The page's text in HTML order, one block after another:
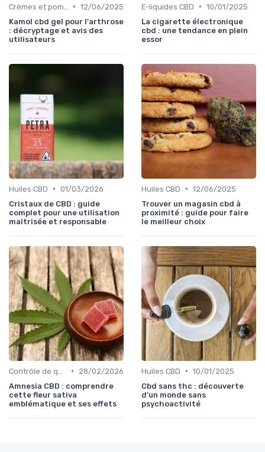
• 12/06/2025
Kamol cbd gel pour l'arthrose
: décryptage et avis des
utilisateurs
E-liquides CBD • 10/01/2025
La cigarette électronique
cbd : une tendance en plein
essor
Huiles CBD • 01/03/2026
Cristaux de CBD : guide
complet pour une utilisation
maîtrisée et responsable
Huiles CBD • 12/06/2025
Trouver un magasin cbd à
proximité : guide pour faire
le meilleur choix
•
28/02/2026
Amnesia CBD : comprendre
cette fleur sativa
emblématique et ses effets
Huiles CBD • 10/01/2025
Cbd sans thc : découverte
d'un monde sans
psychoactivité